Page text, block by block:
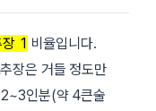
1 비율입니다.
장은 거들 정도만
2~3인분(약 4큰술